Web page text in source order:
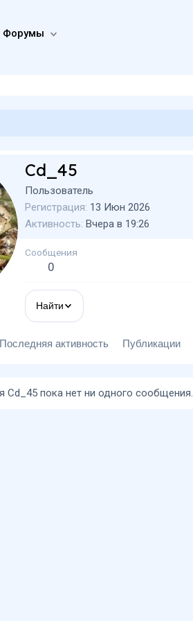
Форумы
Cd_45
Пользователь
Регистрация 13 Июн 2026
Активность Вчера в 19:26
Сообщения
0
Найти
Последняя активность Публикации
Cd_45 пока нет ни одного сообщения.